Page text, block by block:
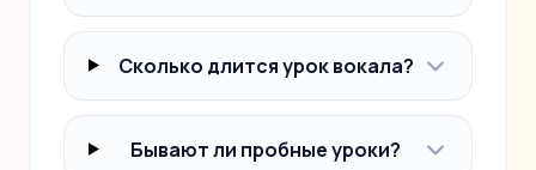
Сколько длится урок вокала?
Бывают ли пробные уроки?